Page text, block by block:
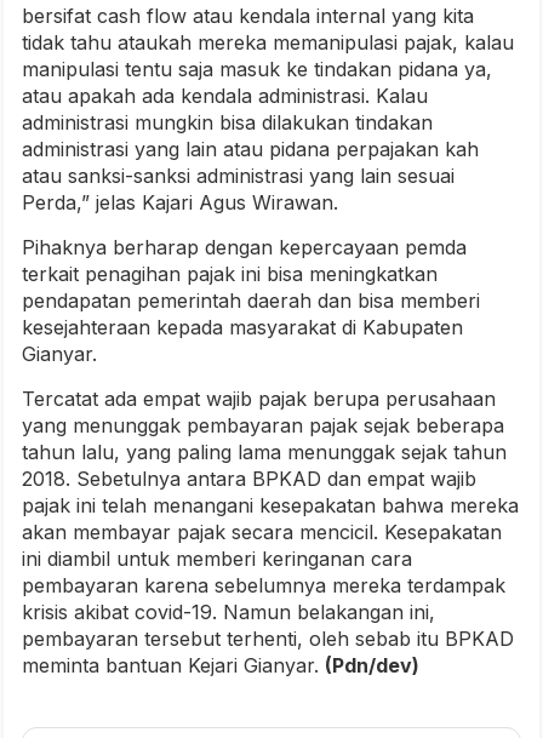
bersifat cash flow atau kendala internal yang kita
tidak tahu ataukah mereka memanipulasi pajak, kalau
manipulasi tentu saja masuk ke tindakan pidana ya,
atau apakah ada kendala administrasi. Kalau
administrasi mungkin bisa dilakukan tindakan
administrasi yang lain atau pidana perpajakan kah
atau sanksi-sanksi administrasi yang lain sesuai
Perda,” jelas Kajari Agus Wirawan.
Pihaknya berharap dengan kepercayaan pemda
terkait penagihan pajak ini bisa meningkatkan
pendapatan pemerintah daerah dan bisa memberi
kesejahteraan kepada masyarakat di Kabupaten
Gianyar.
Tercatat ada empat wajib pajak berupa perusahaan
yang menunggak pembayaran pajak sejak beberapa
tahun lalu, yang paling lama menunggak sejak tahun
2018. Sebetulnya antara BPKAD dan empat wajib
pajak ini telah menangani kesepakatan bahwa mereka
akan membayar pajak secara mencicil. Kesepakatan
ini diambil untuk memberi keringanan cara
pembayaran karena sebelumnya mereka terdampak
krisis akibat covid-19. Namun belakangan ini,
pembayaran tersebut terhenti, oleh sebab itu BPKAD
meminta bantuan Kejari Gianyar. (Pdn/dev)